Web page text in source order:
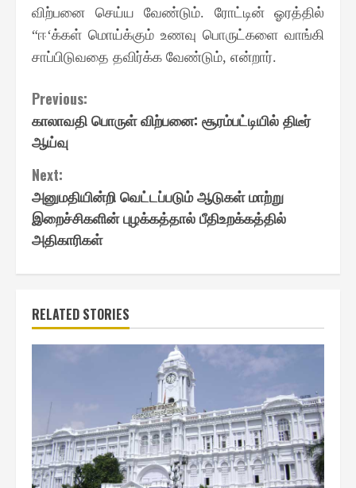
விற்பனை செய்ய வேண்டும். ரோட்டின் ஓரத்தில்
“ஈ‘க்கள் மொய்க்கும் உணவு பொருட்களை வாங்கி
சாப்பிடுவதை தவிர்க்க வேண்டும், என்றார்.
Continue
Reading
Previous:
காலாவதி பொருள் விற்பனை: சூரம்பட்டியில் திடீர்
ஆய்வு
Next:
அனுமதியின்றி வெட்டப்படும் ஆடுகள் மாற்று
இறைச்சிகளின் புழக்கத்தால் பீதிஉறக்கத்தில்
அதிகாரிகள்
RELATED STORIES